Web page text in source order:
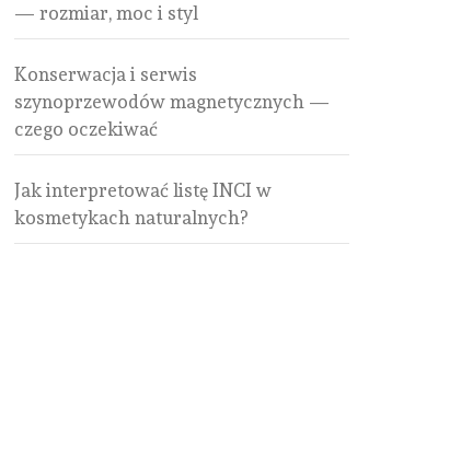
— rozmiar, moc i styl
Konserwacja i serwis
szynoprzewodów magnetycznych —
czego oczekiwać
Jak interpretować listę INCI w
kosmetykach naturalnych?